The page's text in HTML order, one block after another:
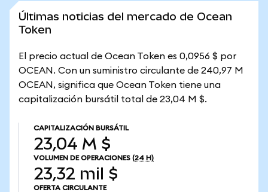
Últimas noticias del mercado de Ocean
Token
El precio actual de Ocean Token es 0,0956 $ por
OCEAN. Con un suministro circulante de 240,97 M
OCEAN, significa que Ocean Token tiene una
capitalización bursátil total de 23,04 M $.
CAPITALIZACIÓN BURSÁTIL
23,04 M $
VOLUMEN DE OPERACIONES (24 H)
23,32 mil $
OFERTA CIRCULANTE